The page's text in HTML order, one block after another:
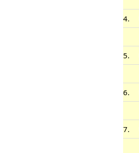
4.
5.
6.
7.